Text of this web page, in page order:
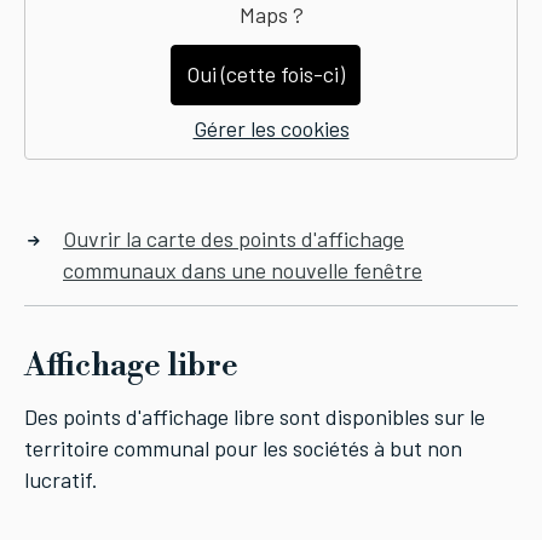
Maps ?
Oui (cette fois-ci)
Gérer les cookies
Ouvrir la carte des points d'affichage
communaux dans une nouvelle fenêtre
Affichage libre
Des points d'affichage libre sont disponibles sur le
territoire communal pour les sociétés à but non
lucratif.